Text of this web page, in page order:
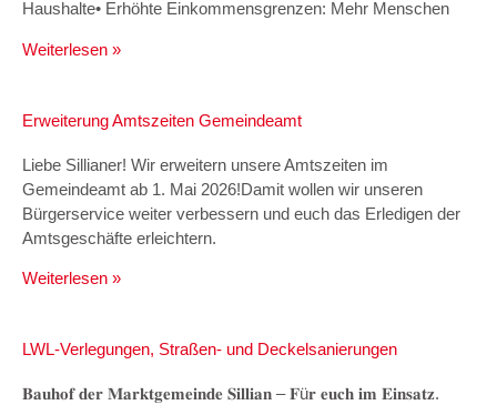
Haushalte• Erhöhte Einkommensgrenzen: Mehr Menschen
Weiterlesen »
Erweiterung Amtszeiten Gemeindeamt
Liebe Sillianer! Wir erweitern unsere Amtszeiten im
Gemeindeamt ab 1. Mai 2026!Damit wollen wir unseren
Bürgerservice weiter verbessern und euch das Erledigen der
Amtsgeschäfte erleichtern.
Weiterlesen »
LWL-Verlegungen, Straßen- und Deckelsanierungen
𝐁𝐚𝐮𝐡𝐨𝐟 𝐝𝐞𝐫 𝐌𝐚𝐫𝐤𝐭𝐠𝐞𝐦𝐞𝐢𝐧𝐝𝐞 𝐒𝐢𝐥𝐥𝐢𝐚𝐧 – 𝐅ü𝐫 𝐞𝐮𝐜𝐡 𝐢𝐦 𝐄𝐢𝐧𝐬𝐚𝐭𝐳.